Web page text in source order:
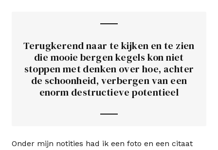
Terugkerend naar te kijken en te zien
die mooie bergen kegels kon niet
stoppen met denken over hoe, achter
de schoonheid, verbergen van een
enorm destructieve potentieel
Onder mijn notities had ik een foto en een citaat